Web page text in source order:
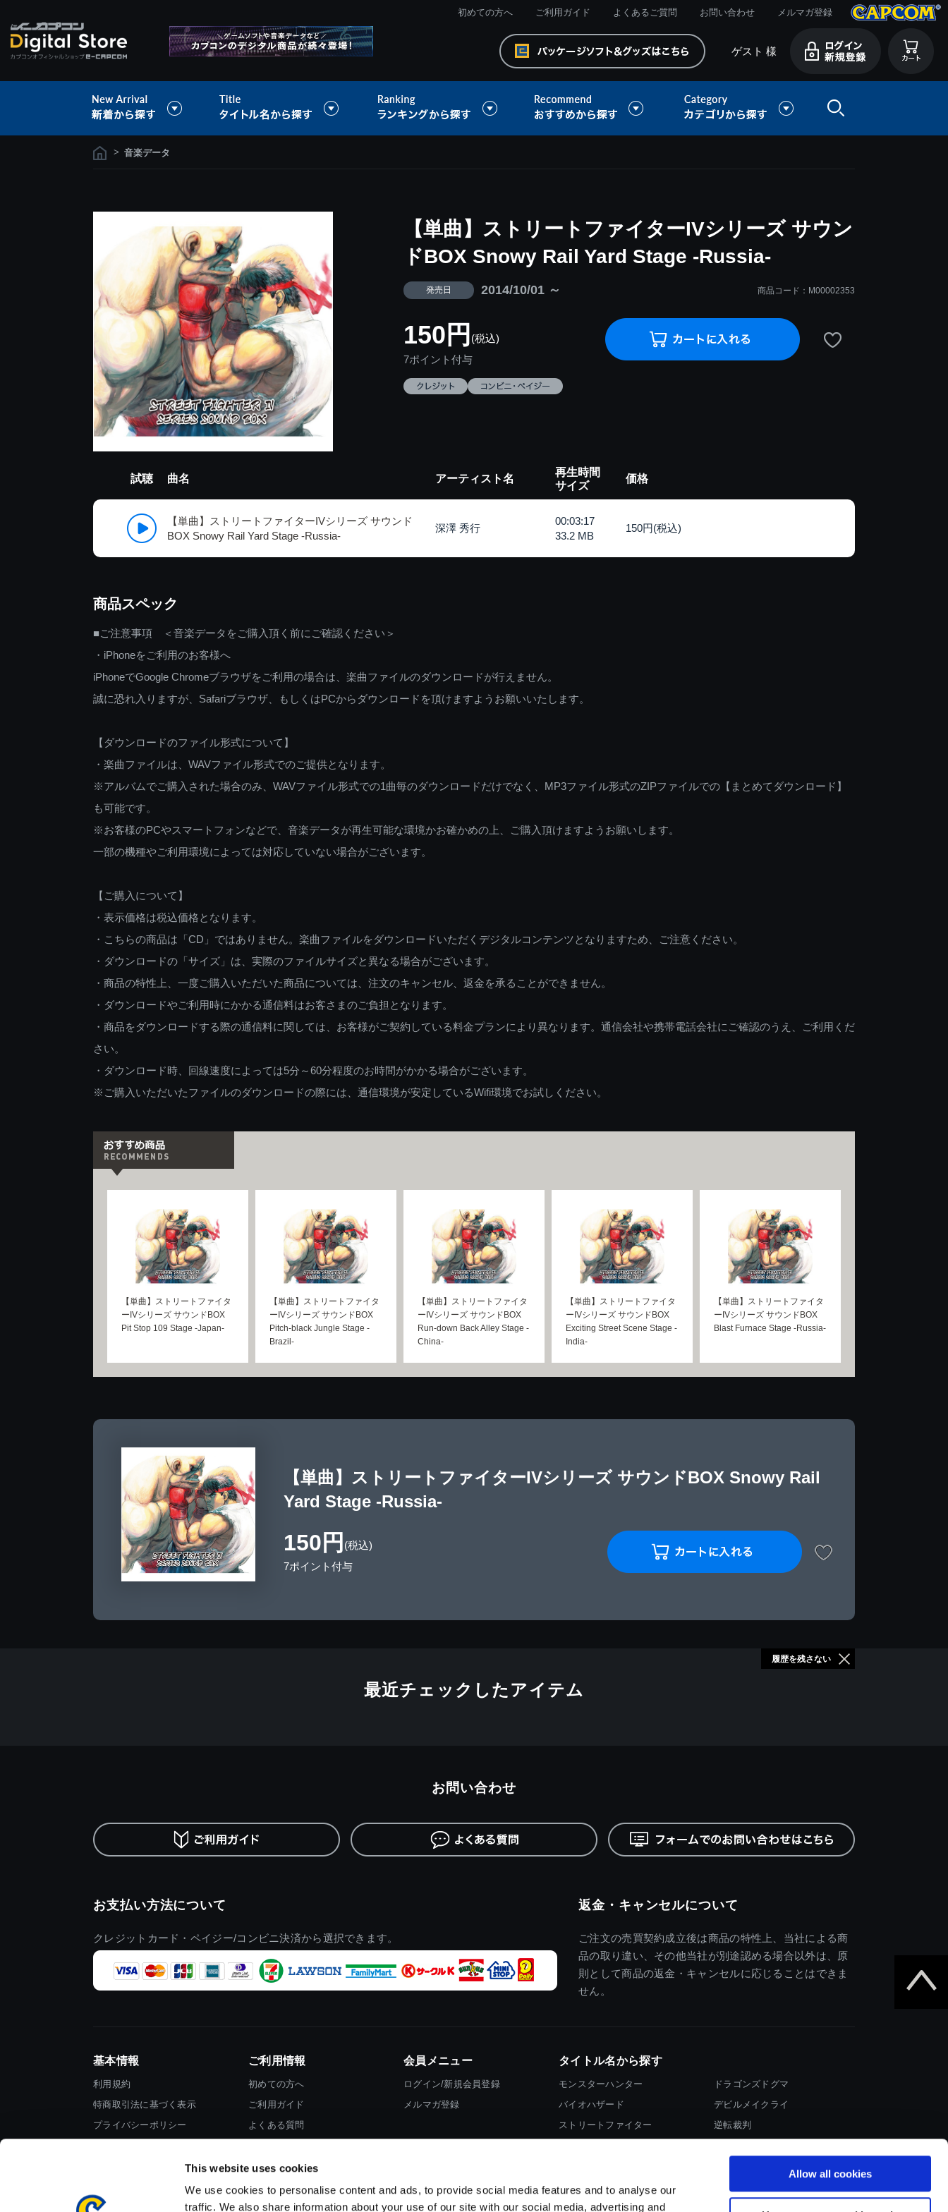
This website uses cookies
We use cookies to personalise content and ads, to provide social media features and to analyse our
traffic. We also share information about your use of our site with our social media, advertising and
Allow all cookies
初めての方へ ご利用ガイド よくあるご質問 お問い合わせ メルマガ登録
ゲスト 様
> 音楽データ
【単曲】ストリートファイターIVシリーズ サウン
ドBOX Snowy Rail Yard Stage -Russia-
発売日 2014/10/01 ～ 商品コード：M00002353
150円 (税込)
7ポイント付与
試聴 曲名 アーティスト名
再生時間
サイズ
価格
【単曲】ストリートファイターIVシリーズ サウンド
BOX Snowy Rail Yard Stage -Russia-
深澤 秀行
00:03:17
33.2 MB
150円(税込)
商品スペック
■ご注意事項 ＜音楽データをご購入頂く前にご確認ください＞
・iPhoneをご利用のお客様へ
iPhoneでGoogle Chromeブラウザをご利用の場合は、楽曲ファイルのダウンロードが行えません。
誠に恐れ入りますが、Safariブラウザ、もしくはPCからダウンロードを頂けますようお願いいたします。
【ダウンロードのファイル形式について】
・楽曲ファイルは、WAVファイル形式でのご提供となります。
※アルバムでご購入された場合のみ、WAVファイル形式での1曲毎のダウンロードだけでなく、MP3ファイル形式のZIPファイルでの【まとめてダウンロード】
も可能です。
※お客様のPCやスマートフォンなどで、音楽データが再生可能な環境かお確かめの上、ご購入頂けますようお願いします。
一部の機種やご利用環境によっては対応していない場合がございます。
【ご購入について】
・表示価格は税込価格となります。
・こちらの商品は「CD」ではありません。楽曲ファイルをダウンロードいただくデジタルコンテンツとなりますため、ご注意ください。
・ダウンロードの「サイズ」は、実際のファイルサイズと異なる場合がございます。
・商品の特性上、一度ご購入いただいた商品については、注文のキャンセル、返金を承ることができません。
・ダウンロードやご利用時にかかる通信料はお客さまのご負担となります。
・商品をダウンロードする際の通信料に関しては、お客様がご契約している料金プランにより異なります。通信会社や携帯電話会社にご確認のうえ、ご利用くだ
さい。
・ダウンロード時、回線速度によっては5分～60分程度のお時間がかかる場合がございます。
※ご購入いただいたファイルのダウンロードの際には、通信環境が安定しているWifi環境でお試しください。
【単曲】ストリートファイタ
ーIVシリーズ サウンドBOX
Pit Stop 109 Stage -Japan-
【単曲】ストリートファイタ
ーIVシリーズ サウンドBOX
Pitch-black Jungle Stage -
Brazil-
【単曲】ストリートファイタ
ーIVシリーズ サウンドBOX
Run-down Back Alley Stage -
China-
【単曲】ストリートファイタ
ーIVシリーズ サウンドBOX
Exciting Street Scene Stage -
India-
【単曲】ストリートファイタ
ーIVシリーズ サウンドBOX
Blast Furnace Stage -Russia-
【単曲】ストリートファイターIVシリーズ サウンドBOX Snowy Rail
Yard Stage -Russia-
150円 (税込)
7ポイント付与
最近チェックしたアイテム
履歴を残さない
お支払い方法について
クレジットカード・ペイジー/コンビニ決済から選択できます。
返金・キャンセルについて
ご注文の売買契約成立後は商品の特性上、当社による商
品の取り違い、その他当社が別途認める場合以外は、原
則として商品の返金・キャンセルに応じることはできま
せん。
お問い合わせ
基本情報
利用規約
特商取引法に基づく表示
プライバシーポリシー
ご利用情報
初めての方へ
ご利用ガイド
よくある質問
会員メニュー
ログイン/新規会員登録
メルマガ登録
タイトル名から探す
モンスターハンター
バイオハザード
ストリートファイター
ドラゴンズドグマ
デビルメイクライ
逆転裁判